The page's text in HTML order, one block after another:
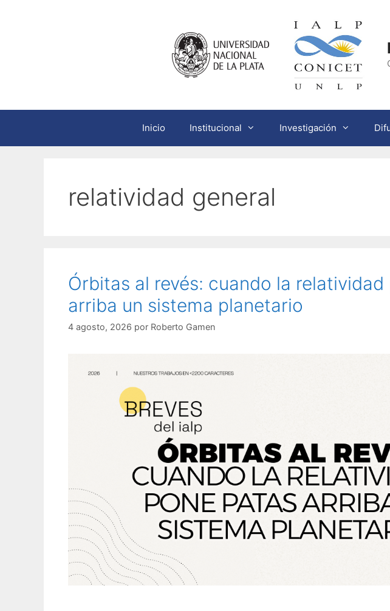
Inicio Institucional Investigación
relatividad general
Órbitas al revés: cuando la
arriba un sistema planetario
4 agosto, 2026 por Roberto Gamen